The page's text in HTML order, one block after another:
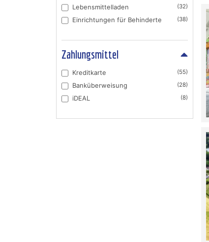
Lebensmittelladen (32)
Einrichtungen für Behinderte (38)
Zahlungsmittel
Kreditkarte (55)
Banküberweisung (28)
iDEAL (8)